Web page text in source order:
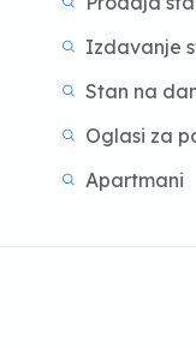
Izdavanje
Stan na
Oglasi za
Apartmani